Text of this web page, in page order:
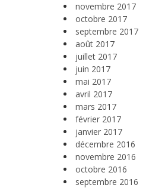
novembre 2017
octobre 2017
septembre 2017
août 2017
juillet 2017
juin 2017
mai 2017
avril 2017
mars 2017
février 2017
janvier 2017
décembre 2016
novembre 2016
octobre 2016
septembre 2016